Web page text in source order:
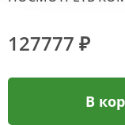
127777 ₽
В